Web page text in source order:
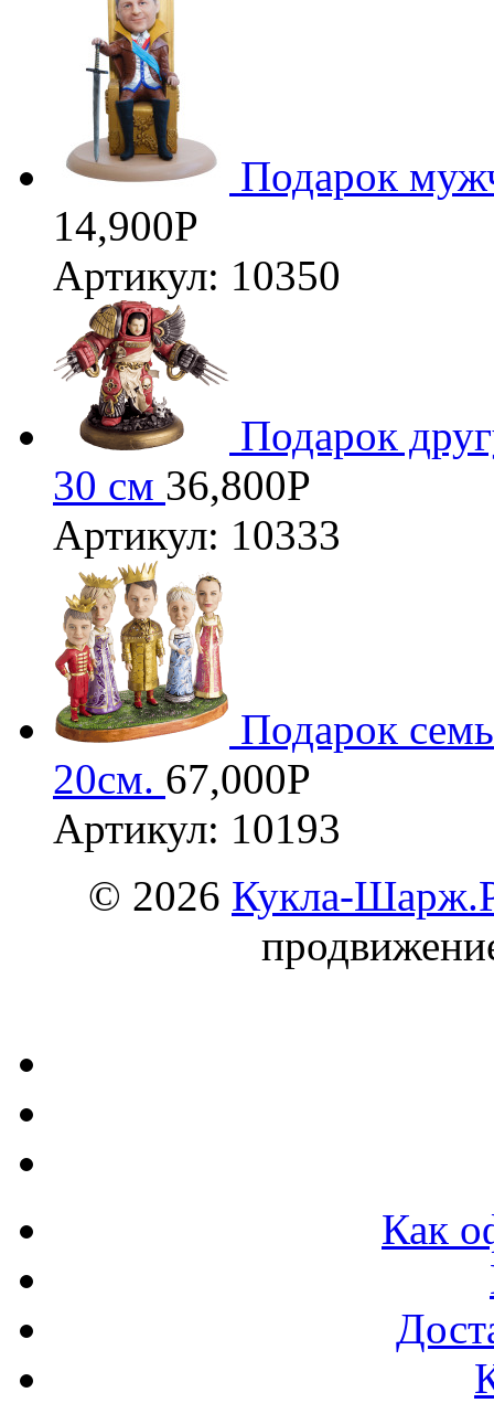
Подарок
14,900Р
Артикул: 10350
Подарок
30 см 36,800Р
Артикул: 10333
Подарок
20см. 67,000Р
Артикул: 10193
© 2026 Кукла-
Как